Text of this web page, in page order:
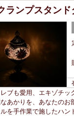
ランプスタンド
ブも愛用、エキゾチッ
あかりを、あなたの
を手作業で施したハ